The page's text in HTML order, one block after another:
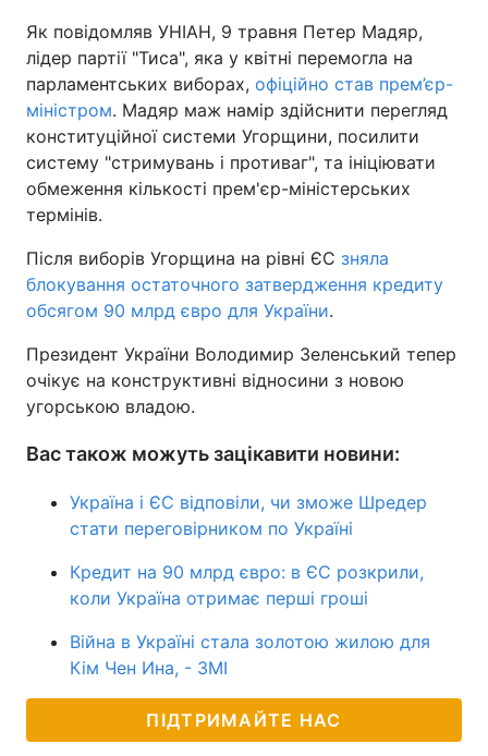
Як повідомляв УНІАН, 9 травня Петер Мадяр,
лідер партії "Тиса", яка у квітні перемогла на
парламентських виборах, офіційно став прем’єр-
міністром. Мадяр маж намір здійснити перегляд
конституційної системи Угорщини, посилити
систему "стримувань і противаг", та ініціювати
обмеження кількості прем'єр-міністерських
термінів.
Після виборів Угорщина на рівні ЄС зняла
блокування остаточного затвердження кредиту
обсягом 90 млрд євро для України.
Президент України Володимир Зеленський тепер
очікує на конструктивні відносини з новою
угорською владою.
Вас також можуть зацікавити новини:
Україна і ЄС відповіли, чи зможе Шредер
стати переговірником по Україні
Кредит на 90 млрд євро: в ЄС розкрили,
коли Україна отримає перші гроші
Війна в Україні стала золотою жилою для
Кім Чен Ина, - ЗМІ
ПІДТРИМАЙТЕ НАС